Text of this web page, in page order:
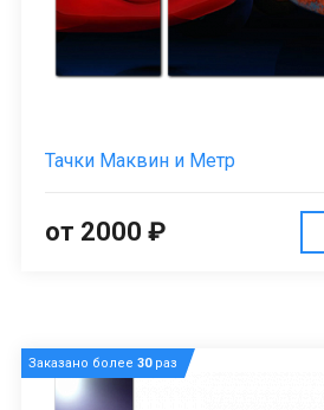
Тачки Маквин и Метр
от 2000 ₽
Заказано более 30раз